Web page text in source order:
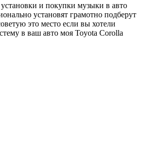
и покупки музыки в авто
установят грамотно подберут
это место если вы хотели
в ваш авто моя Toyota Corolla